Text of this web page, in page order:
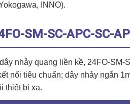
INNO).
SM-SC-APC-SC-
nhảy quang liền kề, 24FO-
nối tiêu chuẩn; dây nhảy ngắn
thiết bị xa.